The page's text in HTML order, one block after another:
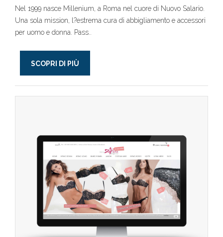
Nel 1999 nasce Millenium, a Roma nel cuore di Nuovo Salario.
Una sola mission, l?estrema cura di abbigliamento e accessori
per uomo e donna. Pass..
SCOPRI DI PIÙ